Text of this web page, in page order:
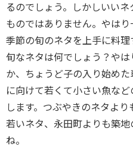
るのでしょう。しかしいい
ものではありません。やは
季節の旬のネタを上手に料
旬なネタは何でしょう？やは
か、ちょうど子の入り始め
に向けて若くて小さい魚な
します。つぶやきのネタよ
若いネタ、永田町よりも築
ね。